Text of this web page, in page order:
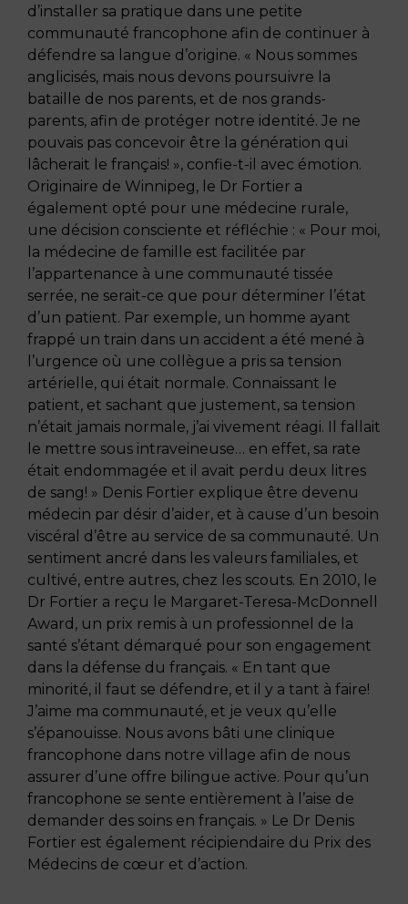
d’installer sa pratique dans une petite
communauté francophone afin de continuer à
défendre sa langue d’origine. « Nous sommes
anglicisés, mais nous devons poursuivre la
bataille de nos parents, et de nos grands-
parents, afin de protéger notre identité. Je ne
pouvais pas concevoir être la génération qui
lâcherait le français! », confie-t-il avec émotion.
Originaire de Winnipeg, le Dr Fortier a
également opté pour une médecine rurale,
une décision consciente et réfléchie : « Pour moi,
la médecine de famille est facilitée par
l’appartenance à une communauté tissée
serrée, ne serait-ce que pour déterminer l’état
d’un patient. Par exemple, un homme ayant
frappé un train dans un accident a été mené à
l’urgence où une collègue a pris sa tension
artérielle, qui était normale. Connaissant le
patient, et sachant que justement, sa tension
n’était jamais normale, j’ai vivement réagi. Il fallait
le mettre sous intraveineuse… en effet, sa rate
était endommagée et il avait perdu deux litres
de sang! » Denis Fortier explique être devenu
médecin par désir d’aider, et à cause d’un besoin
viscéral d’être au service de sa communauté. Un
sentiment ancré dans les valeurs familiales, et
cultivé, entre autres, chez les scouts. En 2010, le
Dr Fortier a reçu le Margaret-Teresa-McDonnell
Award, un prix remis à un professionnel de la
santé s’étant démarqué pour son engagement
dans la défense du français. « En tant que
minorité, il faut se défendre, et il y a tant à faire!
J’aime ma communauté, et je veux qu’elle
s’épanouisse. Nous avons bâti une clinique
francophone dans notre village afin de nous
assurer d’une offre bilingue active. Pour qu’un
francophone se sente entièrement à l’aise de
demander des soins en français. » Le Dr Denis
Fortier est également récipiendaire du Prix des
Médecins de cœur et d’action.